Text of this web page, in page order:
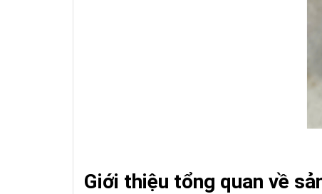
Giới thiệu tổng quan về